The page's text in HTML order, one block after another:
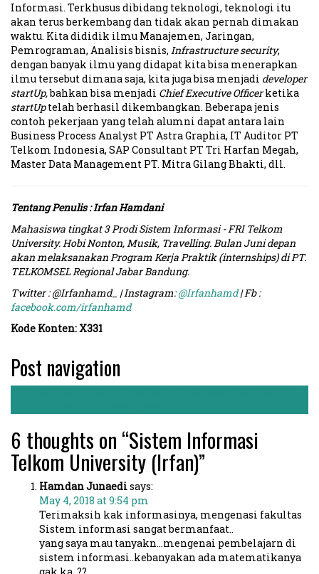
Informasi. Terkhusus dibidang teknologi, teknologi itu
akan terus berkembang dan tidak akan pernah dimakan
waktu. Kita dididik ilmu Manajemen, Jaringan,
Pemrograman, Analisis bisnis, Infrastructure security,
dengan banyak ilmu yang didapat kita bisa menerapkan
ilmu tersebut dimana saja, kita juga bisa menjadi developer
startUp,bahkan bisa menjadi Chief Executive Officerketika
startUptelah berhasil dikembangkan. Beberapa jenis
contoh pekerjaan yang telah alumni dapat antara lain
Business Process Analyst PT Astra Graphia, IT Auditor PT
Telkom Indonesia, SAP Consultant PT Tri Harfan Megah,
Master Data Management PT. Mitra Gilang Bhakti, dll.
Tentang Penulis : Irfan Hamdani
Mahasiswa tingkat 3 Prodi Sistem Informasi - FRI Telkom
University. Hobi Nonton, Musik, Travelling. Bulan Juni depan
akan melaksanakan Program Kerja Praktik (internships) di PT.
TELKOMSEL Regional Jabar Bandung.
Twitter : @Irfanhamd_ | Instagram:@Irfanhamd| Fb :
facebook.com/irfanhamd
Kode Konten: X331
Post navigation
6 thoughts on “Sistem Informasi
Telkom University (Irfan)”
Hamdan Junaedisays:
May 4, 2018 at 9:54 pm
Terimaksih kak informasinya, mengenasi fakultas
Sistem informasi sangat bermanfaat..
yang saya mau tanyakn…mengenai pembelajarn di
sistem informasi..kebanyakan ada matematikanya